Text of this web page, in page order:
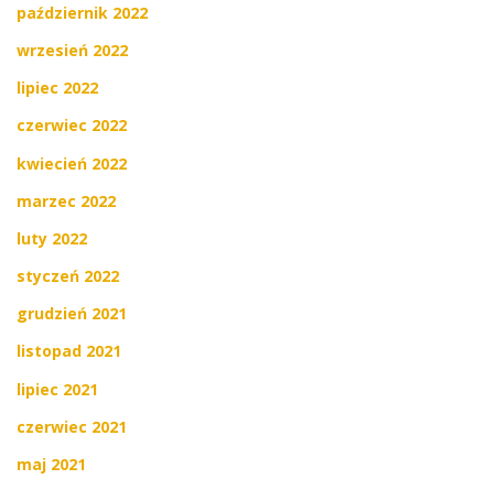
październik 2022
wrzesień 2022
lipiec 2022
czerwiec 2022
kwiecień 2022
marzec 2022
luty 2022
styczeń 2022
grudzień 2021
listopad 2021
lipiec 2021
czerwiec 2021
maj 2021